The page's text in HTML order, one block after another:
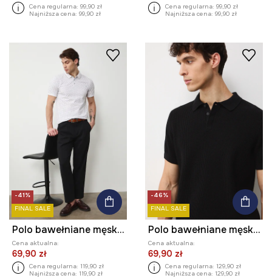
Cena regularna: 99,90 zł
Najniższa cena: 99,90 zł
Cena regularna: 99,90 zł
Najniższa cena: 99,90 zł
-41%
FINAL SALE
Polo bawełniane męskie z elastanem z drobnym wzorem
Cena aktualna:
69,90 zł
Cena regularna: 119,90 zł
Najniższa cena: 119,90 zł
-46%
FINAL SALE
Polo bawełniane męskie z fakturą
Cena aktualna:
69,90 zł
Cena regularna: 129,90 zł
Najniższa cena: 129,90 zł